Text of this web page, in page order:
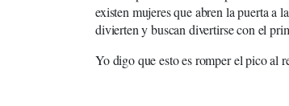
existen mujeres que abren la puerta a
divierten y buscan divertirse con el
Yo digo que esto es romper el pico al